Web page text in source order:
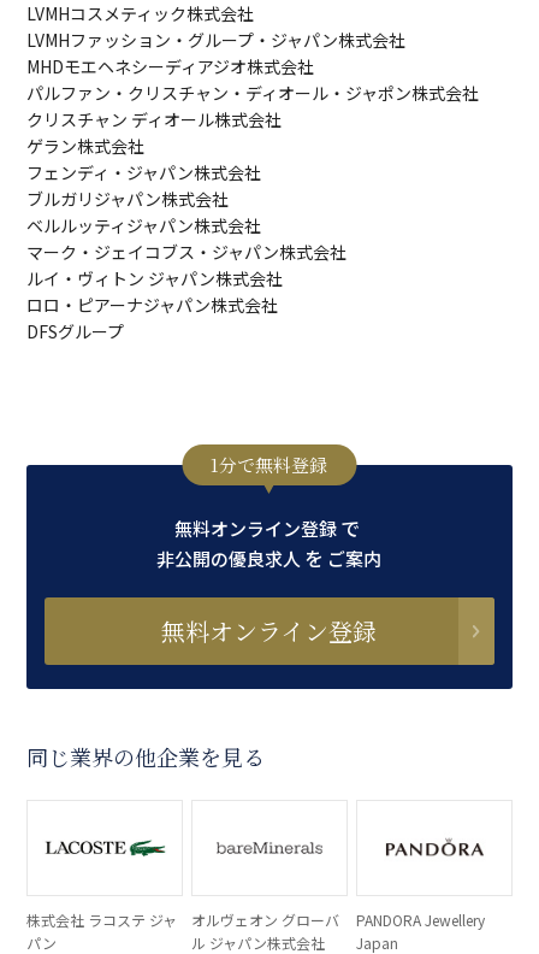
LVMHコスメティック株式会社
LVMHファッション・グループ・ジャパン株式会社
MHDモエヘネシーディアジオ株式会社
パルファン・クリスチャン・ディオール・ジャポン株式会社
クリスチャン ディオール株式会社
ゲラン株式会社
フェンディ・ジャパン株式会社
ブルガリジャパン株式会社
ベルルッティジャパン株式会社
マーク・ジェイコブス・ジャパン株式会社
ルイ・ヴィトン ジャパン株式会社
ロロ・ピアーナジャパン株式会社
DFSグループ
1分で無料登録
無料オンライン登録で
非公開の優良求人 を ご案内
無料オンライン登録
同じ業界の他企業を見る
株式会社 ラコステ ジャ
パン
オルヴェオン グローバ
ル ジャパン株式会社
PANDORA Jewellery
Japan